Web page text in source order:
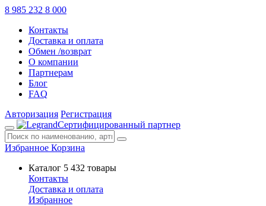
8 985 232 8 000
Контакты
Доставка и оплата
Обмен /возврат
О компании
Партнерам
Блог
FAQ
Авторизация Регистрация
Сертифицированный партнер
Избранное Корзина
Каталог 5 432 товары
Контакты
Доставка и оплата
Избранное